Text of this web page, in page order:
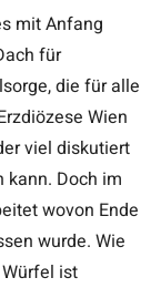
mit Anfang
für
die für alle
Wien
viel diskutiert
Doch im
wovon Ende
wurde. Wie
ist